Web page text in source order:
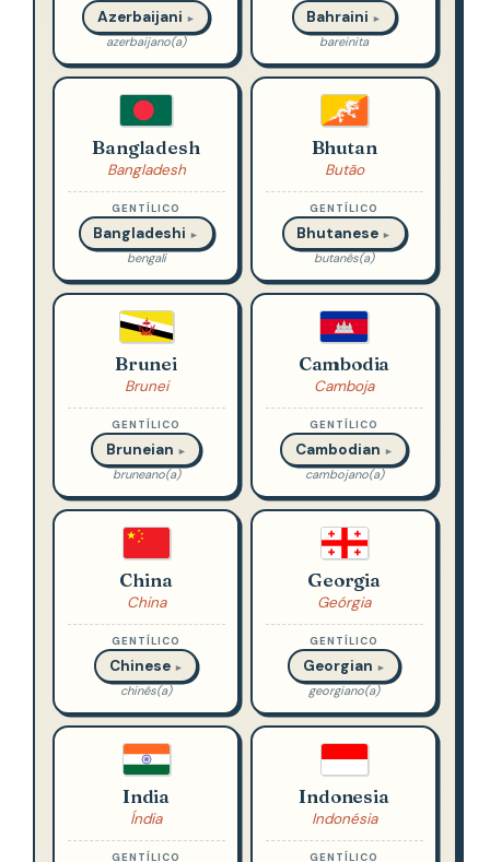
Azerbaijani ►
azerbaijano(a)
Bahraini ►
bareinita
Bangladesh
Bangladesh
GENTÍLICO
Bangladeshi ►
bengali
Bhutan
Butão
GENTÍLICO
Bhutanese ►
butanês(a)
Brunei
Brunei
GENTÍLICO
Bruneian ►
bruneano(a)
Cambodia
Camboja
GENTÍLICO
Cambodian ►
cambojano(a)
China
China
GENTÍLICO
Chinese ►
chinês(a)
Georgia
Geórgia
GENTÍLICO
Georgian ►
georgiano(a)
India
Índia
GENTÍLICO
Indonesia
Indonésia
GENTÍLICO